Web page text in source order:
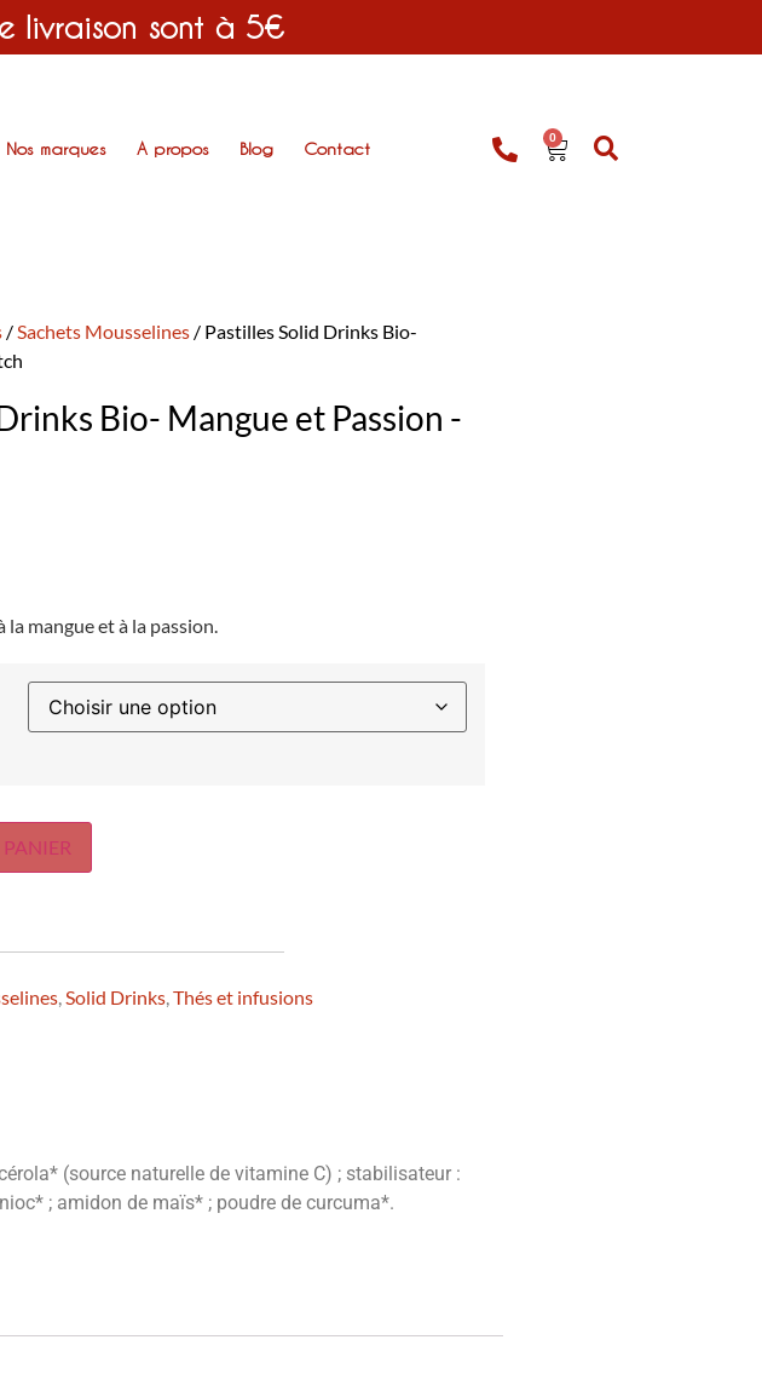
livraison sont à 5€
Nos marques A propos Blog Contact
0
/ Sachets Mousselines / Pastilles Solid Drinks Bio-
Bio- Mangue et Passion -
mangue et à la passion.
,Solid Drinks,Thés et infusions
(source naturelle de vitamine C) ; stabilisateur :
; amidon de maïs* ; poudre de curcuma*.